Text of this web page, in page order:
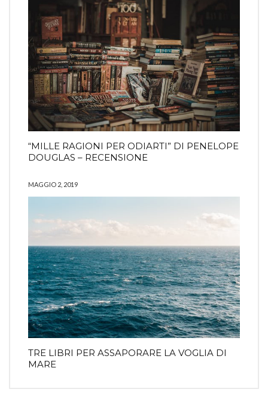
“MILLE RAGIONI PER ODIARTI” DI PENELOPE
DOUGLAS – RECENSIONE
MAGGIO 2, 2019
TRE LIBRI PER ASSAPORARE LA VOGLIA DI
MARE